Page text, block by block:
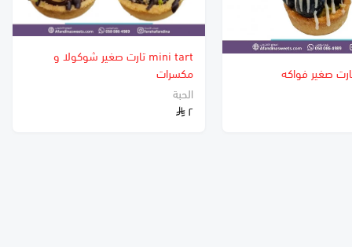
mini tart تارت صغير شوكولا و
مكسرات
الحبة
٢